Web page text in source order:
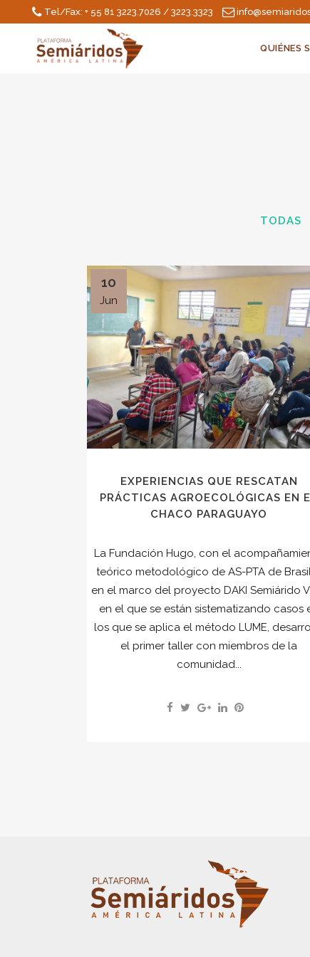
Tel/Fax: + 55 81 3223.7026 / 3223.3323
QUIÉNES
TODAS
10
Jun
EXPERIENCIAS QUE RESCATAN
PRÁCTICAS AGROECOLÓGICAS EN
CHACO PARAGUAYO
La Fundación Hugo, con el
teórico metodológico de AS-PTA de
en el marco del proyecto DAKI Semiárido
en el que se están sistematizando casos
los que se aplica el método LUME,
el primer taller con miembros de la
comunidad...